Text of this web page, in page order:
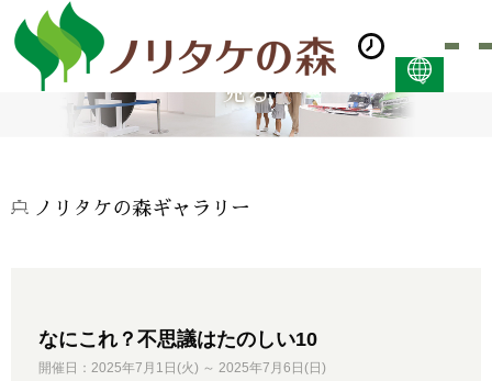
한국어 (PDF:609KB)
見る
ノリタケの森ギャラリー
なにこれ？不思議はたのしい10
開催日：2025年7月1日(火) ～ 2025年7月6日(日)